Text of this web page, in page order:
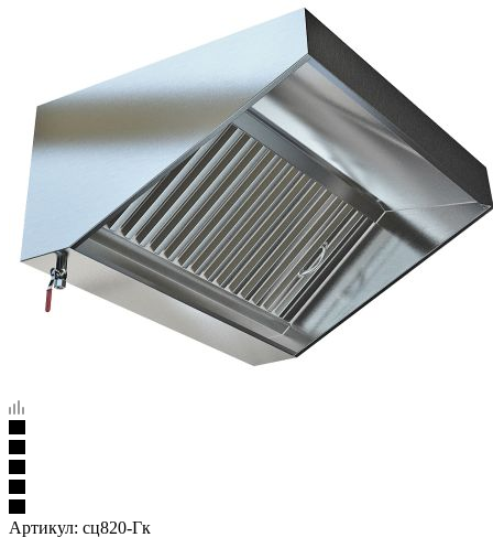
Артикул: сц820-Гк